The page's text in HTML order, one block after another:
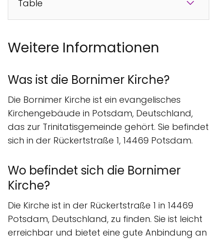
Table
Weitere Informationen
Was ist die Bornimer Kirche?
Die Bornimer Kirche ist ein evangelisches
Kirchengebäude in Potsdam, Deutschland,
das zur Trinitatisgemeinde gehört. Sie befindet
sich in der Rückertstraße 1, 14469 Potsdam.
Wo befindet sich die Bornimer
Kirche?
Die Kirche ist in der Rückertstraße 1 in 14469
Potsdam, Deutschland, zu finden. Sie ist leicht
erreichbar und bietet eine gute Anbindung an